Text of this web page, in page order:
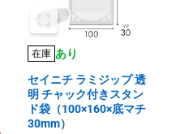
在庫 あり
セイニチ ラミジップ 透
明 チャック付きスタン
ド袋（100×160×底マチ
30mm）